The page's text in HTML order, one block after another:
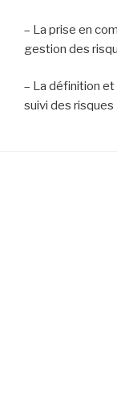
– La prise en
gestion des
– La définition
suivi des risques